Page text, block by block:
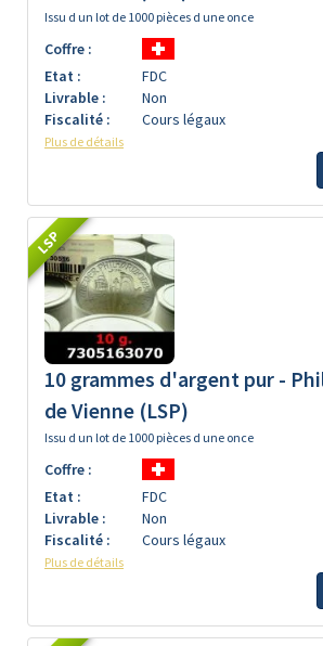
Issu d un lot de 1000 pièces d une once
Coffre :
Etat :
FDC
Livrable :
Non
Fiscalité :
Cours légaux
Plus de détails
LSP
10 grammes d'argent pur -
de Vienne (LSP)
Issu d un lot de 1000 pièces d une once
Coffre :
Etat :
FDC
Livrable :
Non
Fiscalité :
Cours légaux
Plus de détails